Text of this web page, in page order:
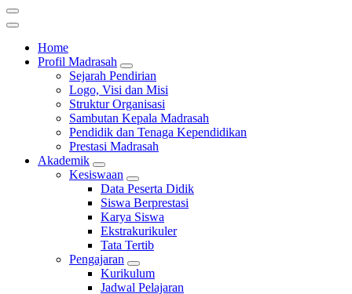
Home
Profil Madrasah
Sejarah Pendirian
Logo, Visi dan Misi
Struktur Organisasi
Sambutan Kepala Madrasah
Pendidik dan Tenaga Kependidikan
Prestasi Madrasah
Akademik
Kesiswaan
Data Peserta Didik
Siswa Berprestasi
Karya Siswa
Ekstrakurikuler
Tata Tertib
Pengajaran
Kurikulum
Jadwal Pelajaran